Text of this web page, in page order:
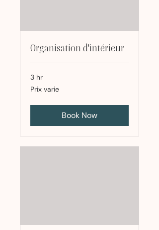
Organisation d'intérieur
3 hr
Prix
varie
Prix varie
Book Now